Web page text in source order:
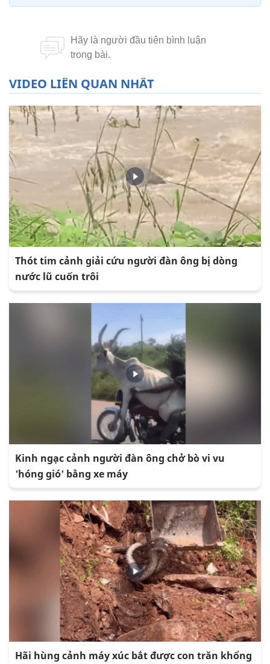
VIDEO LIÊN QUAN NHẤT
Thót tim cảnh giải cứu người đàn ông bị dòng
nước lũ cuốn trôi
Kinh ngạc cảnh người đàn ông chở bò vi vu
'hóng gió' bằng xe máy
Hãi hùng cảnh máy xúc bắt được con trăn khổng